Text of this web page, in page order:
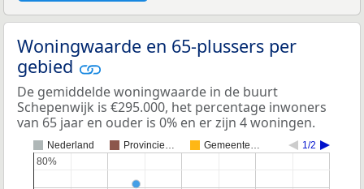
Woningwaarde en 65-plussers per
gebied
De gemiddelde woningwaarde in de buurt
Schepenwijk is €295.000, het percentage inwoners
van 65 jaar en ouder is 0% en er zijn 4 woningen.
Nederland Provincie… Gemeente… 1/2
80%
80%